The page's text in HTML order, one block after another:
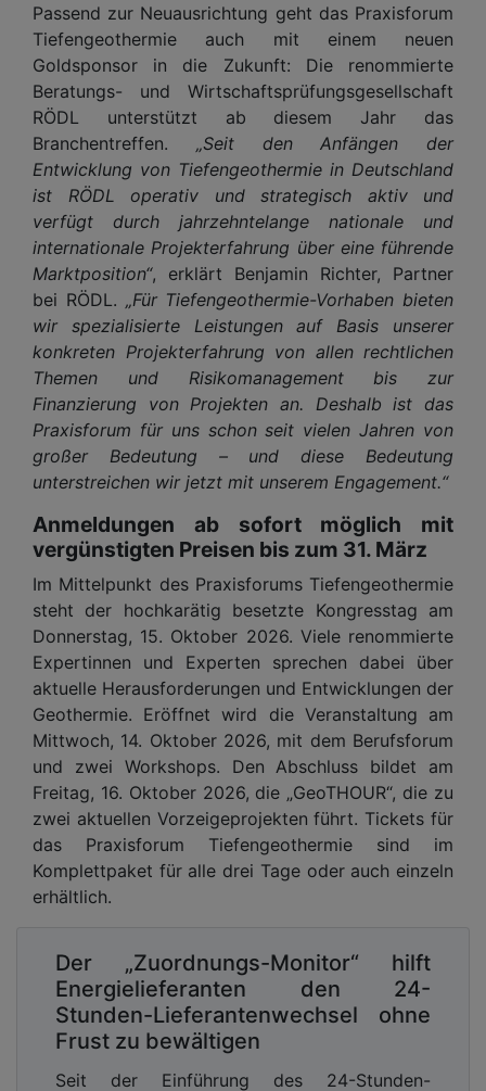
Passend zur Neuausrichtung geht das Praxisforum
Tiefengeothermie auch mit einem neuen
Goldsponsor in die Zukunft: Die renommierte
Beratungs- und Wirtschaftsprüfungsgesellschaft
RÖDL unterstützt ab diesem Jahr das
Branchentreffen. „Seit den Anfängen der
Entwicklung von Tiefengeothermie in Deutschland
ist RÖDL operativ und strategisch aktiv und
verfügt durch jahrzehntelange nationale und
internationale Projekterfahrung über eine führende
Marktposition“, erklärt Benjamin Richter, Partner
bei RÖDL. „Für Tiefengeothermie-Vorhaben bieten
wir spezialisierte Leistungen auf Basis unserer
konkreten Projekterfahrung von allen rechtlichen
Themen und Risikomanagement bis zur
Finanzierung von Projekten an. Deshalb ist das
Praxisforum für uns schon seit vielen Jahren von
großer Bedeutung – und diese Bedeutung
unterstreichen wir jetzt mit unserem Engagement.“
Anmeldungen ab sofort möglich mit
vergünstigten Preisen bis zum 31. März
Im Mittelpunkt des Praxisforums Tiefengeothermie
steht der hochkarätig besetzte Kongresstag am
Donnerstag, 15. Oktober 2026. Viele renommierte
Expertinnen und Experten sprechen dabei über
aktuelle Herausforderungen und Entwicklungen der
Geothermie. Eröffnet wird die Veranstaltung am
Mittwoch, 14. Oktober 2026, mit dem Berufsforum
und zwei Workshops. Den Abschluss bildet am
Freitag, 16. Oktober 2026, die „GeoTHOUR“, die zu
zwei aktuellen Vorzeigeprojekten führt. Tickets für
das Praxisforum Tiefengeothermie sind im
Komplettpaket für alle drei Tage oder auch einzeln
erhältlich.
Der „Zuordnungs-Monitor“ hilft
Energielieferanten den 24-
Stunden-Lieferantenwechsel ohne
Frust zu bewältigen
Seit der Einführung des 24-Stunden-